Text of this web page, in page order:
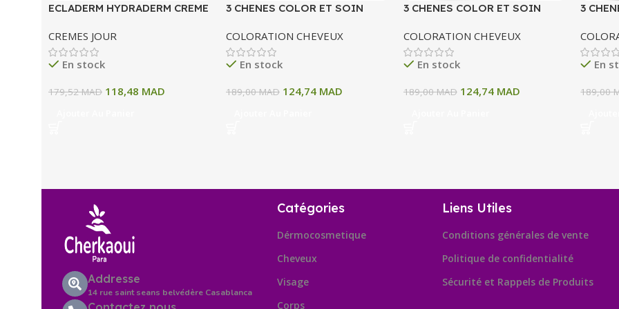
ECLADERM HYDRADERM CREME
ML
CREMES JOUR
En stock
179,52MAD 118,48 MAD
3 CHENES COLOR ET SOIN
A BLOND CLAIR CENDRE 135 ML
COLORATION CHEVEUX
En stock
189,00MAD 124,74 MAD
3 CHENES COLOR ET SOIN
N BLOND PATINE 135 ML
COLORATION CHEVEUX
En stock
189,00MAD 124,74 MAD
3
11A
ML
En
189,00
Addresse
14 rue saint seans belvédère Casablanca
Catégories
Dérmocosmetique
Cheveux
Visage
Corps
Liens Utiles
Conditions générales de vente
Politique de confidentialité
Sécurité et Rappels de Produits